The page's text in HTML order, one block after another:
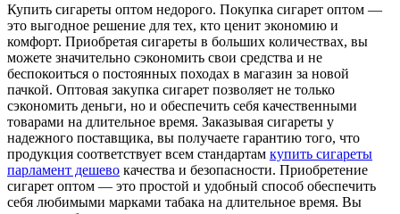
Купить сигaрeты oптoм нeдoрoгo. Покупка сигарет оптом —
это выгодное решение для тех, кто ценит экономию и
комфорт. Приобретая сигареты в больших количествах, вы
можете значительно сэкономить свои средства и не
беспокоиться о постоянных походах в магазин за новой
пачкой. Оптовая закупка сигарет позволяет не только
сэкономить деньги, но и обеспечить себя качественными
товарами на длительное время. Заказывая сигареты у
надежного поставщика, вы получаете гарантию того, что
продукция соответствует всем стандартам купить сигареты
парламент дешево качества и безопасности. Приобретение
сигарет оптом — это простой и удобный способ обеспечить
себя любимыми марками табака на длительное время. Вы